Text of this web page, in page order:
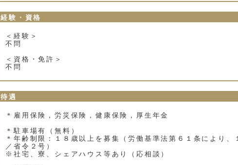
経験・資格
＜経験＞
不問
＜資格・免許＞
不問
待遇
＊雇用保険，労災保険，健康保険，厚生年金
＊駐車場有（無料）
＊年齢制限：１８歳以上を募集（労働基準法第６１条により、
／省令２号）
※社宅、寮、シェアハウス等あり（応相談）